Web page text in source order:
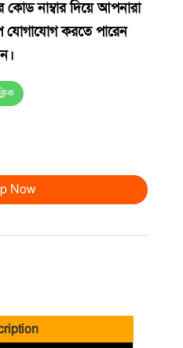
কোড নাম্বার দিয়ে আপনারা
যোগাযোগ করতে পারেন
Now